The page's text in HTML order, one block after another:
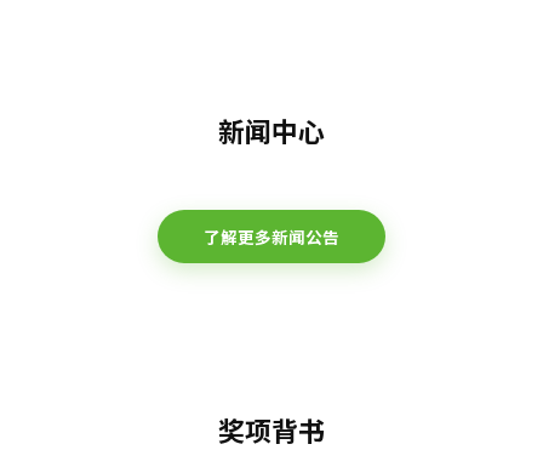
新闻中心
了解更多新闻公告
奖项背书